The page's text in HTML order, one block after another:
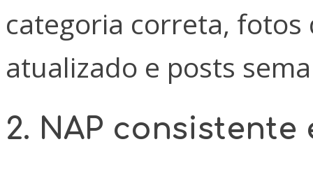
categoria correta,
atualizado e posts
2. NAP